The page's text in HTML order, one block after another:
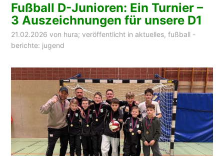
Fußball D-Junioren: Ein Turnier –
3 Auszeichnungen für unsere D1
21.02.2026 von hura; veröffentlicht in aktuelles,fußball -
berichte: jugend